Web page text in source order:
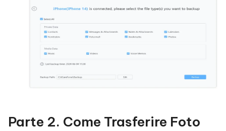
Parte 2. Come Trasferire Foto